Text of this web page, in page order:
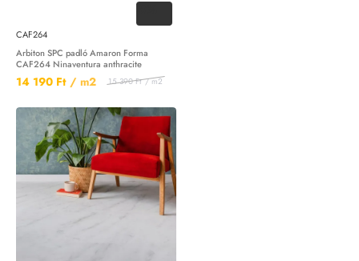
-8%
CAF264
Arbiton SPC padló Amaron Forma
CAF264 Ninaventura anthracite
14 190 Ft / m2 15 390 Ft / m2